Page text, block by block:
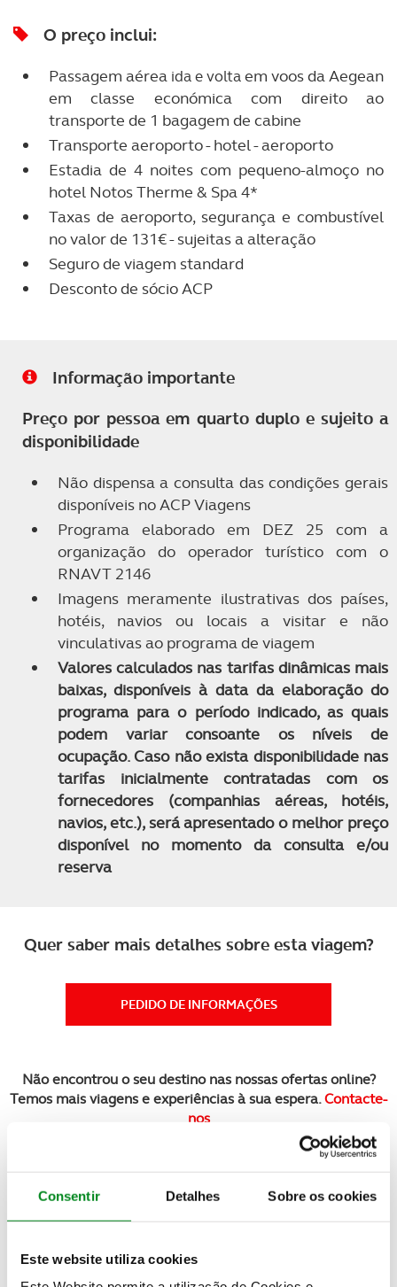
Consentir Detalhes Sobre os cookies
Este website utiliza cookies
O preço inclui:
Passagem aérea ida e voltaem voos da Aegean
em classe económica com direito ao
transporte de 1 bagagem de cabine
Transporte aeroporto - hotel - aeroporto
Estadia de 4 noites com pequeno-almoço no
hotel Notos Therme & Spa 4*
Taxas de aeroporto, segurança e combustível
no valor de 131€ - sujeitas a alteração
Seguro de viagem standard
Desconto de sócio ACP
Informação importante
Preço por pessoa em quarto duplo e sujeito a
disponibilidade
Não dispensa a consulta das condições gerais
disponíveis no ACP Viagens
Programa elaborado em DEZ 25 com a
organização do operador turístico com o
RNAVT 2146
Imagens meramente ilustrativas dos países,
hotéis, navios ou locais a visitar e não
vinculativas ao programa de viagem
Valores calculados nas tarifas dinâmicas mais
baixas, disponíveis à data da elaboração do
programa para o período indicado, as quais
podem variar consoante os níveis de
ocupação. Caso não exista disponibilidade nas
tarifas inicialmente contratadas com os
fornecedores (companhias aéreas, hotéis,
navios, etc.), será apresentado o melhor preço
disponível no momento da consulta e/ou
reserva
Quer saber mais detalhes sobre esta viagem?
PEDIDO DE INFORMAÇÕES
Não encontrou o seu destino nas nossas ofertas online?
Temos mais viagens e experiências à sua espera.Contacte-
nos
Veja também